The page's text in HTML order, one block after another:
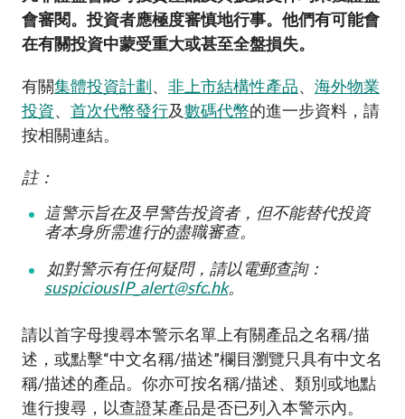
會審閱。投資者應極度審慎地行事。他們有可能會
在有關投資中蒙受重大或甚至全盤損失。
有關集體投資計劃、 非上市結構性產品、 海外物業
投資、 首次代幣發行及數碼代幣的進一步資料，請
按相關連結。
註：
這警示旨在及早警告投資者，但不能替代投資
者本身所需進行的盡職審查。
如對警示有任何疑問，請以電郵查詢：
suspiciousIP_alert@sfc.hk。
請以首字母搜尋本警示名單上有關產品之名稱/描
述，或點擊“中文名稱/描述”欄目瀏覽只具有中文名
稱/描述的產品。你亦可按名稱/描述、類別或地點
進行搜尋，以查證某產品是否已列入本警示內。